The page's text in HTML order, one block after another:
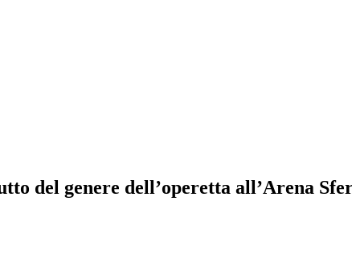
del genere dell’operetta all’Arena